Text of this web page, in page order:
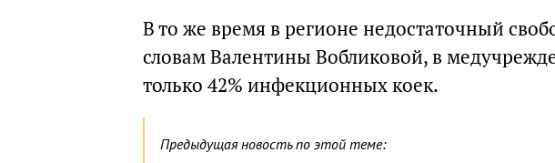
В то же время в регионе недостаточный
словам Валентины Вобликовой, в
только 42% инфекционных коек.
Предыдущая новость по этой теме: